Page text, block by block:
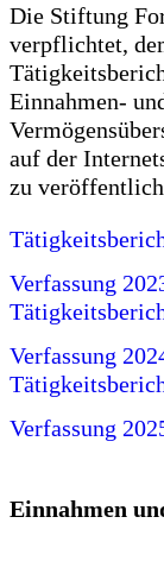
Die Stiftung
verpflichtet,
Einnahmen-
auf der
zu
Verfassung
Verfassung
Verfassung
Einnahmen